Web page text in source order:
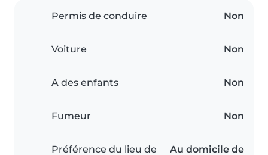
Permis de conduire Non
Voiture Non
A des enfants Non
Fumeur Non
Préférence du lieu de
Au domicile de